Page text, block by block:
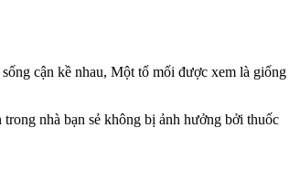
cận kề nhau, Một tổ mối được xem là giống
nhà bạn sẻ không bị ảnh hưởng bởi thuốc